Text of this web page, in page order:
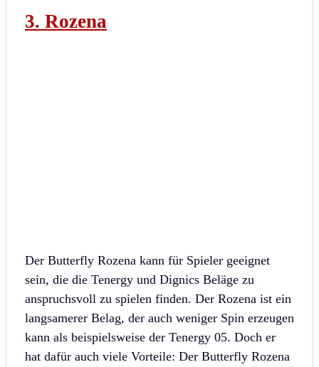
3. Rozena
Der Butterfly Rozena kann für Spieler geeignet
sein, die die Tenergy und Dignics Beläge zu
anspruchsvoll zu spielen finden. Der Rozena ist ein
langsamerer Belag, der auch weniger Spin erzeugen
kann als beispielsweise der Tenergy 05. Doch er
hat dafür auch viele Vorteile: Der Butterfly Rozena